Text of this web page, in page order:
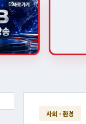
바로가기
사회 · 환경